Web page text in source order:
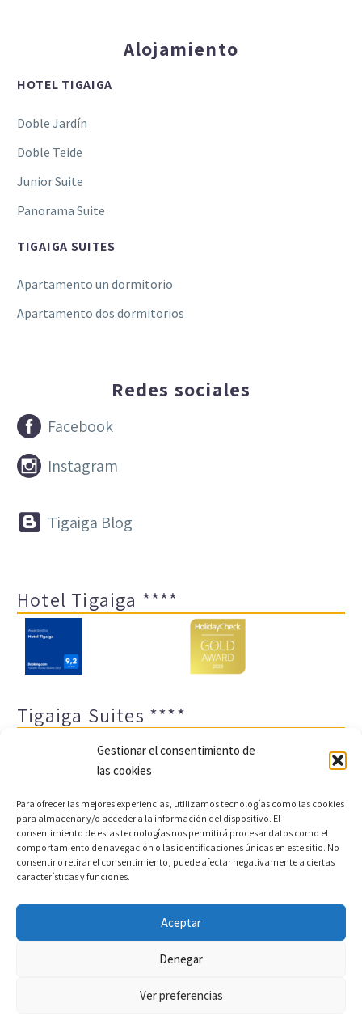
Gestionar el consentimiento de
las cookies
Para ofrecer las mejores experiencias, utilizamos tecnologías como las cookies
para almacenar y/o acceder a la información del dispositivo. El
consentimiento de estas tecnologías nos permitirá procesar datos como el
comportamiento de navegación o las identificaciones únicas en este sitio. No
consentir o retirar el consentimiento, puede afectar negativamente a ciertas
características y funciones.
Aceptar
Denegar
Ver preferencias
Alojamiento
HOTEL TIGAIGA
Doble Jardín
Doble Teide
Junior Suite
Panorama Suite
TIGAIGA SUITES
Apartamento un dormitorio
Apartamento dos dormitorios
Redes sociales

 Facebook

 Instagram

 Tigaiga Blog
Hotel Tigaiga ****
Tigaiga Suites ****
Aviso legal y política de privacidad
Transparencia
Cookies
Sitemap
Desarrollo web y motor de reservas